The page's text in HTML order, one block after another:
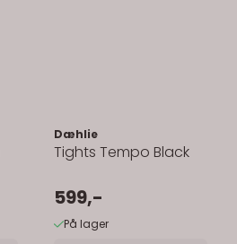
Dæhlie
Tights Tempo Black
599,-
På lager